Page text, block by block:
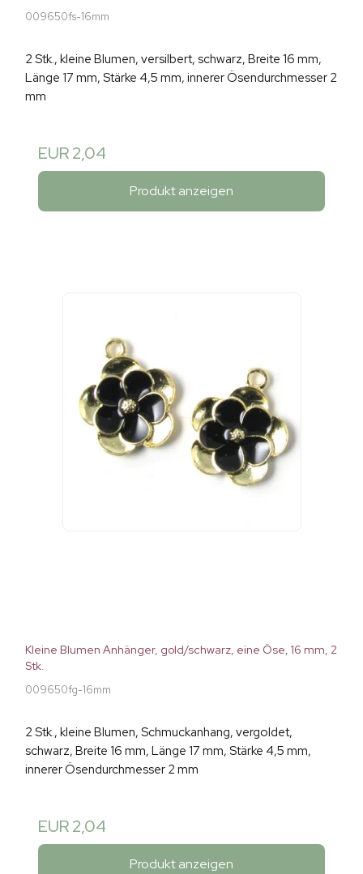
009650fs-16mm
2 Stk., kleine Blumen, versilbert, schwarz, Breite 16 mm,
Länge 17 mm, Stärke 4,5 mm, innerer Ösendurchmesser 2
mm
EUR 2,04
Produkt anzeigen
Kleine Blumen Anhänger, gold/schwarz, eine Öse, 16 mm, 2
Stk.
009650fg-16mm
2 Stk., kleine Blumen, Schmuckanhang, vergoldet,
schwarz, Breite 16 mm, Länge 17 mm, Stärke 4,5 mm,
innerer Ösendurchmesser 2 mm
EUR 2,04
Produkt anzeigen